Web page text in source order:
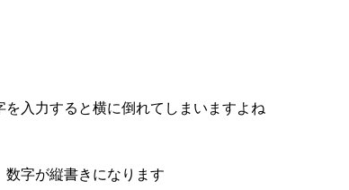
入力すると横に倒れてしまいますよね
数字が縦書きになります